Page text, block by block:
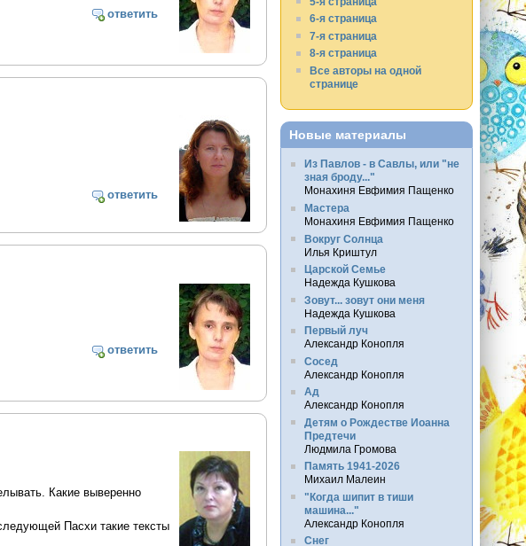
ответить
ответить
ответить
Какие выверенно
Пасхи такие тексты
6-я страница
7-я страница
8-я страница
Все авторы на одной
странице
Новые материалы
Из Павлов - в Савлы, или "не
зная броду..."
Монахиня Евфимия Пащенко
Мастера
Монахиня Евфимия Пащенко
Вокруг Солнца
Илья Криштул
Царской Семье
Надежда Кушкова
Зовут... зовут они меня
Надежда Кушкова
Первый луч
Александр Конопля
Сосед
Александр Конопля
Ад
Александр Конопля
Детям о Рождестве Иоанна
Предтечи
Людмила Громова
Память 1941-2026
Михаил Малеин
"Когда шипит в тиши
машина..."
Александр Конопля
Снег